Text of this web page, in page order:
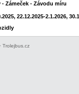
Zámeček - Závodu míru
22.12.2025-2.1.2026,
Trolejbus.cz